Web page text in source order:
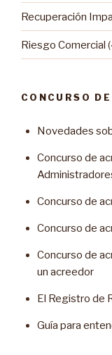
Recuperación
Riesgo Comercial
CONCURSO
Novedades
Concurso de
Concurso de
Concurso de
Concurso de
un acreedor
El Registro de
Guía para